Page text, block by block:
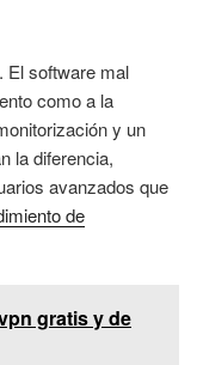
El software mal
como a la
y un
la diferencia,
avanzados que
de
gratis y de